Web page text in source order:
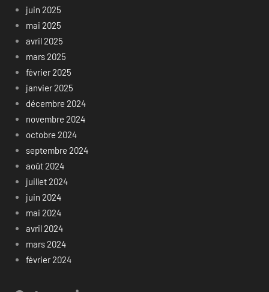
juin 2025
mai 2025
avril 2025
mars 2025
février 2025
janvier 2025
décembre 2024
novembre 2024
octobre 2024
septembre 2024
août 2024
juillet 2024
juin 2024
mai 2024
avril 2024
mars 2024
février 2024